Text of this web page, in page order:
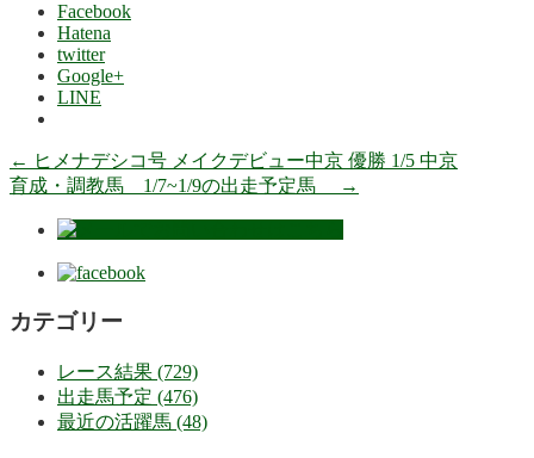
Facebook
Hatena
twitter
Google+
LINE
← ヒメナデシコ号 メイクデビュー中京 優勝 1/5 中京
育成・調教馬 1/7~1/9の出走予定馬
→
カテゴリー
レース結果 (729)
出走馬予定 (476)
最近の活躍馬 (48)